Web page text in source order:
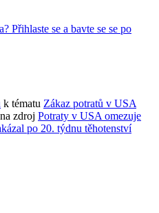
Přihlaste se a bavte se se po
k tématu Zákaz potratů v USA
zdroj Potraty v USA omezuje
po 20. týdnu těhotenství